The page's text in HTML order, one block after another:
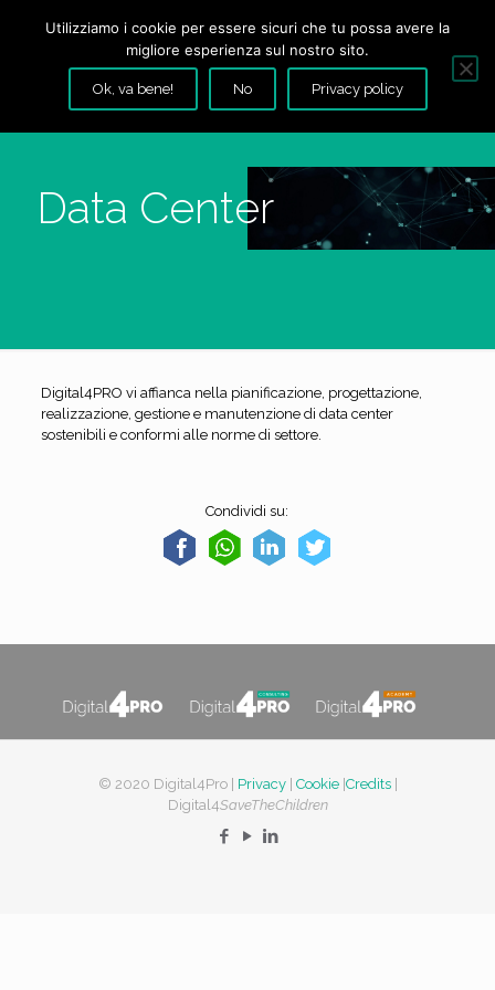
Data Center
Digital4PRO vi affianca nella pianificazione, progettazione,
realizzazione, gestione e manutenzione di data center
sostenibili e conformi alle norme di settore.
Condividi su:
© 2020 Digital4Pro | Privacy| Cookie|Credits|
Digital4SaveTheChildren
Utilizziamo i cookie per essere sicuri che tu possa avere la
migliore esperienza sul nostro sito.
Ok, va bene! No Privacy policy